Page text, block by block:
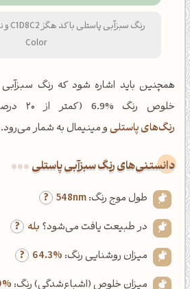
Color
خلوص رنگ %6.9 (کمتر از ۲۰ درصد)، از اعضای خانواده
رنگ‌های پاستلیو مینیمال به شمار می‌رود.
دانستنی‌های رنگ سبزآبی پاستلی
طول موج رنگ:548nm
در طبیعت یافت می‌شود؟ بله
میزان روشنایی رنگ: 64.3%
میزان خلوص (اشباع‌شدگی) رنگ: